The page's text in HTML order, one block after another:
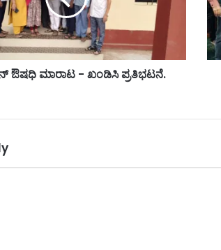
ಔಷಧಿ ಮಾರಾಟ - ಖಂಡಿಸಿ ಪ್ರತಿಭಟನೆ.